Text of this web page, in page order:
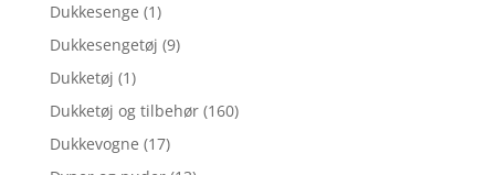
Dukkesenge (1)
Dukkesengetøj (9)
Dukketøj (1)
Dukketøj og tilbehør (160)
Dukkevogne (17)